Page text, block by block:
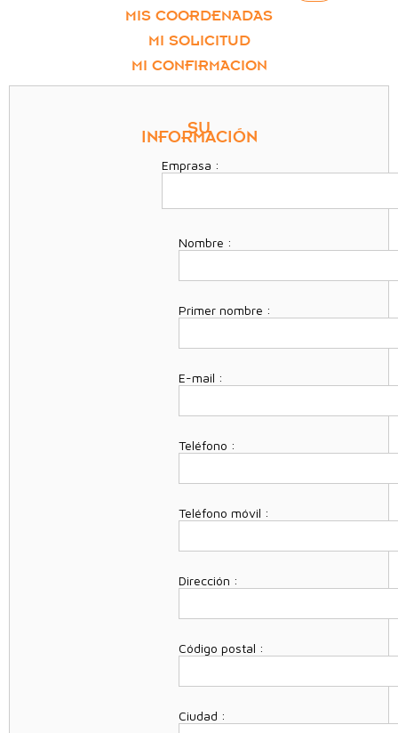
MIS COORDENADAS
MI SOLICITUD
MI CONFIRMACION
SU
INFORMACIÓN
Emprasa :
Nombre :
Primer nombre :
E-mail :
Teléfono :
Teléfono móvil :
Dirección :
Código postal :
Ciudad :